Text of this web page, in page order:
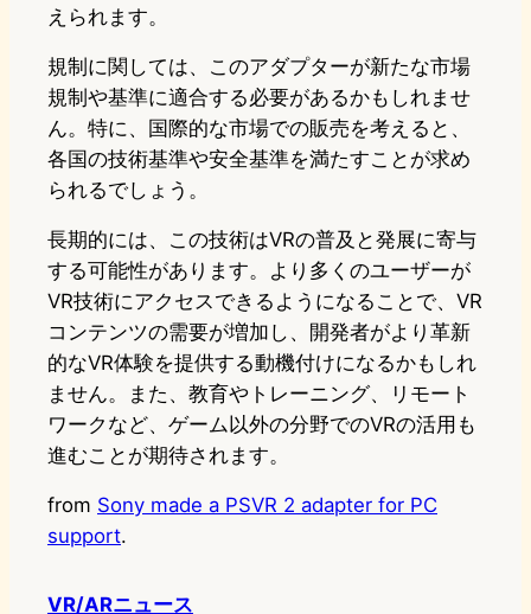
えられます。
規制に関しては、このアダプターが新たな市場
規制や基準に適合する必要があるかもしれませ
ん。特に、国際的な市場での販売を考えると、
各国の技術基準や安全基準を満たすことが求め
られるでしょう。
長期的には、この技術はVRの普及と発展に寄与
する可能性があります。より多くのユーザーが
VR技術にアクセスできるようになることで、VR
コンテンツの需要が増加し、開発者がより革新
的なVR体験を提供する動機付けになるかもしれ
ません。また、教育やトレーニング、リモート
ワークなど、ゲーム以外の分野でのVRの活用も
進むことが期待されます。
from Sony made a PSVR 2 adapter for PC
support.
VR/ARニュース